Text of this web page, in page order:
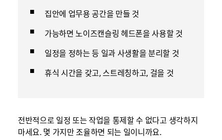
집안에 업무용 공간을 만들 것
가능하면 노이즈캔슬링 헤드폰을 사용할 것
일정을 정하는 등 일과 사생활을 분리할 것
휴식 시간을 갖고, 스트레칭하고, 걸을 것
전반적으로 일정 또는 작업을 통제할 수 없다고 생각하지
마세요. 몇 가지만 조율하면 되는 일이니까요.